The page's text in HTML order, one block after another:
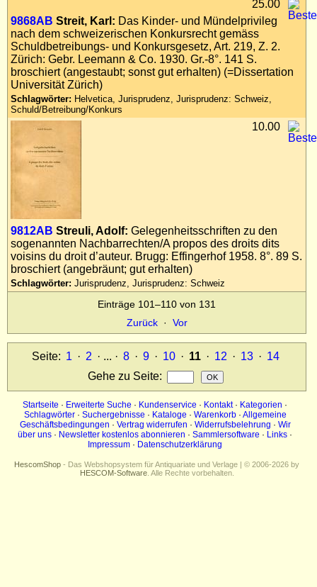
9868AB Streit, Karl: Das Kinder- und Mündelprivileg
nach dem schweizerischen Konkursrecht gemäss
Schuldbetreibungs- und Konkursgesetz, Art. 219, Z. 2.
Zürich: Gebr. Leemann & Co. 1930. Gr.-8°. 141 S.
broschiert (angestaubt; sonst gut erhalten) (=Dissertation
Universität Zürich)
Schlagwörter: Helvetica, Jurisprudenz, Jurisprudenz: Schweiz,
Schuld/Betreibung/Konkurs
25.00
9812AB Streuli, Adolf: Gelegenheitsschriften zu den
sogenannten Nachbarrechten/A propos des droits dits
voisins du droit d’auteur. Brugg: Effingerhof 1958. 8°. 89 S.
broschiert (angebräunt; gut erhalten)
Schlagwörter: Jurisprudenz, Jurisprudenz: Schweiz
10.00
Einträge 101–110 von 131
Zurück · Vor
Seite: 1 · 2 · ... · 8 · 9 · 10 · 11 · 12 · 13 · 14
Gehe zu Seite:
Startseite · Erweiterte Suche · Kundenservice · Kontakt· Kategorien ·
Schlagwörter· Suchergebnisse · Kataloge · Warenkorb· Allgemeine
Geschäftsbedingungen · Vertrag widerrufen · Widerrufsbelehrung · Wir
über uns · Newsletter kostenlos abonnieren · Sammlersoftware · Links ·
Impressum · Datenschutzerklärung
HescomShop - Das Webshopsystem für Antiquariate und Verlage | © 2006-2026 by
HESCOM-Software. Alle Rechte vorbehalten.